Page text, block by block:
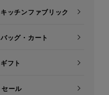
キッチンファブリック
バッグ・カート
ギフト
セール